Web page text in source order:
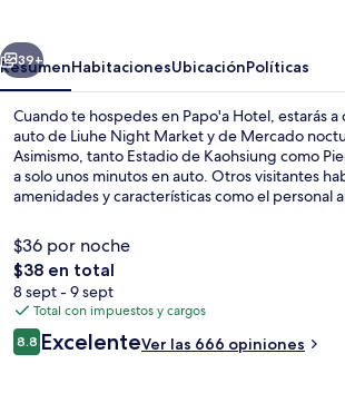
Siguiente
39+
ResumenHabitacionesUbicaciónPolíticas
Cuando te hospedes en Papo'a Hotel, estarás
auto de Liuhe Night Market y de Mercado
Asimismo, tanto Estadio de Kaohsiung como
a solo unos minutos en auto. Otros visitantes
amenidades y características como el personal
opciones de transporte público: Estación de
11 minutos y Estación de metro Formosa
$36 por noche
El
precio
total
es
de
$38 en total
8 sept - 9 sept
Total con impuestos y cargos
Opiniones
8.88.8 de 10,
ExcelenteVer las 666 opiniones